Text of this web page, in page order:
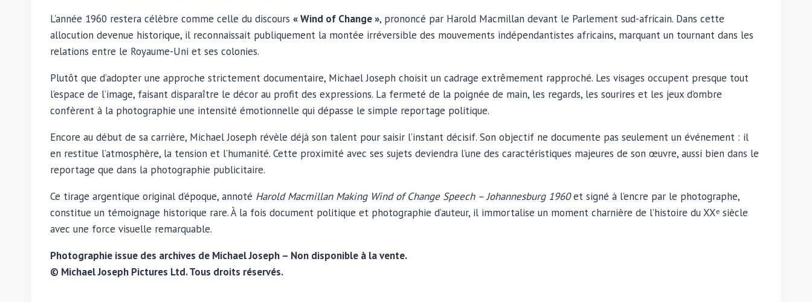
L’année 1960 restera célèbre comme celle du discours « Wind of Change », prononcé par Harold Macmillan devant le Parlement sud-africain. Dans cette
allocution devenue historique, il reconnaissait publiquement la montée irréversible des mouvements indépendantistes africains, marquant un tournant dans les
relations entre le Royaume-Uni et ses colonies.
Plutôt que d’adopter une approche strictement documentaire, Michael Joseph choisit un cadrage extrêmement rapproché. Les visages occupent presque tout
l’espace de l’image, faisant disparaître le décor au profit des expressions. La fermeté de la poignée de main, les regards, les sourires et les jeux d’ombre
confèrent à la photographie une intensité émotionnelle qui dépasse le simple reportage politique.
Encore au début de sa carrière, Michael Joseph révèle déjà son talent pour saisir l’instant décisif. Son objectif ne documente pas seulement un événement : il
en restitue l’atmosphère, la tension et l’humanité. Cette proximité avec ses sujets deviendra l’une des caractéristiques majeures de son œuvre, aussi bien dans le
reportage que dans la photographie publicitaire.
Ce tirage argentique original d’époque, annoté Harold Macmillan Making Wind of Change Speech – Johannesburg 1960et signé à l’encre par le photographe,
constitue un témoignage historique rare. À la fois document politique et photographie d’auteur, il immortalise un moment charnière de l’histoire du XXᵉ siècle
avec une force visuelle remarquable.
Photographie issue des archives de Michael Joseph – Non disponible à la vente.
© Michael Joseph Pictures Ltd. Tous droits réservés.